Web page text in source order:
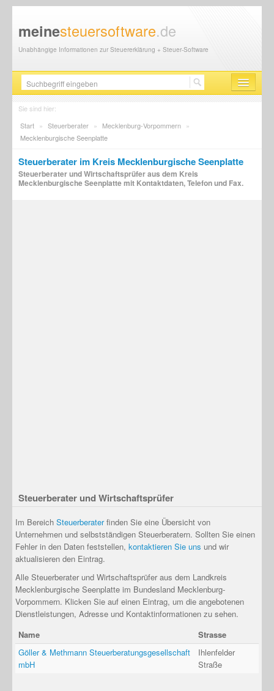
meinesteuersoftware.de
Unabhängige Informationen zur Steuererklärung + Steuer-Software
Steuersoftware
Steuererklärung
Finanzamt
Sie sind hier:
Start » Steuerberater » Mecklenburg-Vorpommern »
Mecklenburgische Seenplatte
Steuerberater im Kreis Mecklenburgische Seenplatte
Steuerberater und Wirtschaftsprüfer aus dem Kreis
Mecklenburgische Seenplatte mit Kontaktdaten, Telefon und Fax.
Steuerberater und Wirtschaftsprüfer
Im Bereich Steuerberaterfinden Sie eine Übersicht von
Unternehmen und selbstständigen Steuerberatern. Sollten Sie einen
Fehler in den Daten feststellen, kontaktieren Sie uns und wir
aktualisieren den Eintrag.
Alle Steuerberater und Wirtschaftsprüfer aus dem Landkreis
Mecklenburgische Seenplatte im Bundesland Mecklenburg-
Vorpommern. Klicken Sie auf einen Eintrag, um die angebotenen
Dienstleistungen, Adresse und Kontaktinformationen zu sehen.
Name
Strasse
Göller & Methmann Steuerberatungsgesellschaft
mbH
Ihlenfelder
Straße